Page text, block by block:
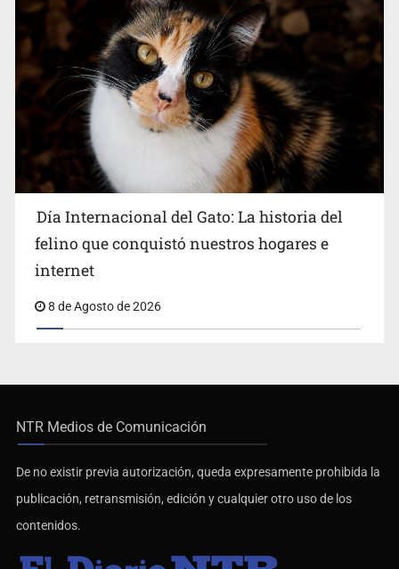
Día Internacional del Gato: La historia del
felino que conquistó nuestros hogares e
internet
8 de Agosto de 2026
NTR Medios de Comunicación
De no existir previa autorización, queda expresamente prohibida la
publicación, retransmisión, edición y cualquier otro uso de los
contenidos.